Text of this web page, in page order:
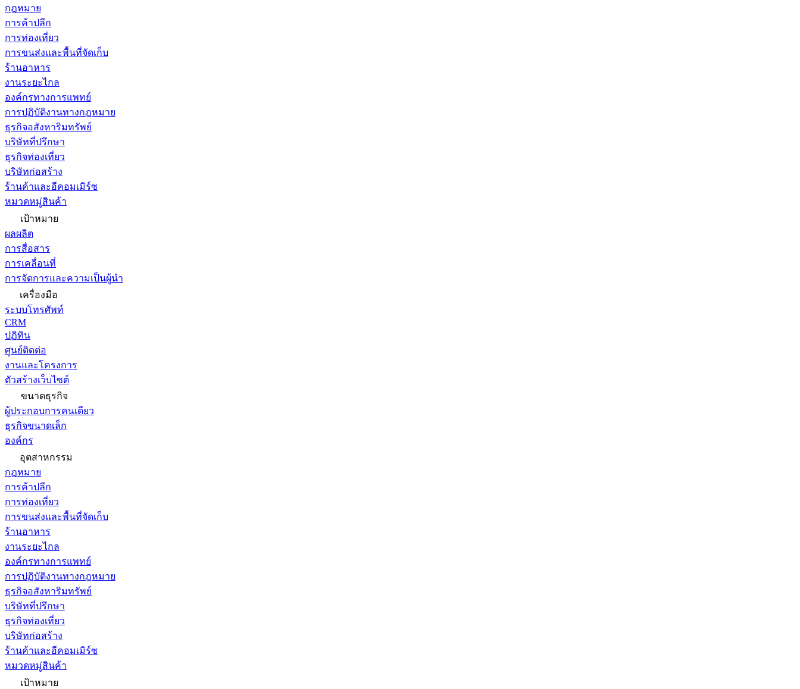
กฎหมาย
การค้าปลีก
การท่องเที่ยว
การขนส่งและพื้นที่จัดเก็บ
ร้านอาหาร
งานระยะไกล
องค์กรทางการแพทย์
การปฏิบัติงานทางกฎหมาย
ธุรกิจอสังหาริมทรัพย์
บริษัทที่ปรึกษา
ธุรกิจท่องเที่ยว
บริษัทก่อสร้าง
ร้านค้าและอีคอมเมิร์ซ
หมวดหมู่สินค้า
เป้าหมาย
ผลผลิต
การสื่อสาร
การเคลื่อนที่
การจัดการและความเป็นผู้นำ
เครื่องมือ
ระบบโทรศัพท์
CRM
ปฏิทิน
ศูนย์ติดต่อ
งานและโครงการ
ตัวสร้างเว็บไซต์
ขนาดธุรกิจ
ผู้ประกอบการคนเดียว
ธุรกิจขนาดเล็ก
องค์กร
อุตสาหกรรม
กฎหมาย
การค้าปลีก
การท่องเที่ยว
การขนส่งและพื้นที่จัดเก็บ
ร้านอาหาร
งานระยะไกล
องค์กรทางการแพทย์
การปฏิบัติงานทางกฎหมาย
ธุรกิจอสังหาริมทรัพย์
บริษัทที่ปรึกษา
ธุรกิจท่องเที่ยว
บริษัทก่อสร้าง
ร้านค้าและอีคอมเมิร์ซ
หมวดหมู่สินค้า
เป้าหมาย